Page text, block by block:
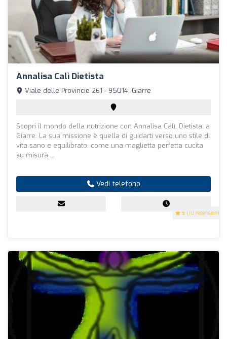
Annalisa Calì Dietista
5 (10 recensioni)
Viale delle Provincie 261 - 95014, Giarre
Scopri il mondo della nutrizione con Annalisa Calì, Dietista, a
Giarre. La sua missione è quella di guidarti verso uno stile di
vita sano e equilibrato, come una maglietta perfetta cucita
su misura ...
Vedi telefono